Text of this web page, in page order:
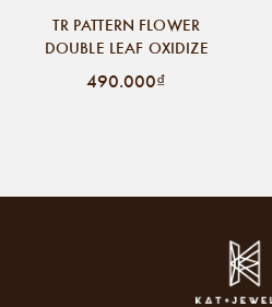
TR PATTERN FLOWER
DOUBLE LEAF OXIDIZE
490.000₫